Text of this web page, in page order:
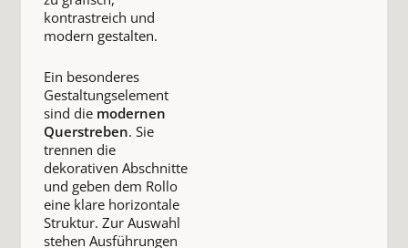
kontrastreich und
modern gestalten.
Ein besonderes
Gestaltungselement
sind die modernen
Querstreben. Sie
trennen die
dekorativen Abschnitte
und geben dem Rollo
eine klare horizontale
Struktur. Zur Auswahl
stehen Ausführungen